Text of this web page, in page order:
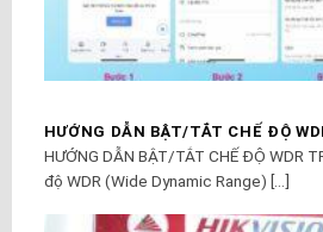
HƯỚNG DẪN BẬT/TẮT CHẾ ĐỘ
HƯỚNG DẪN BẬT/TẮT CHẾ ĐỘ WDR
độ WDR (Wide Dynamic Range) [...]